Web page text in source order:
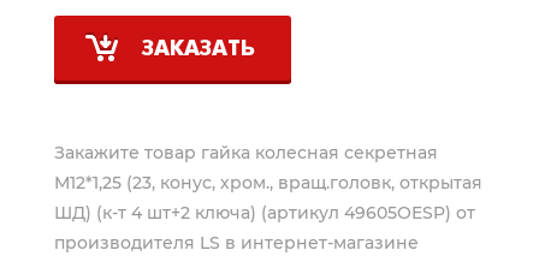
ЗАКАЗАТЬ
Закажите товар гайка колесная секретная
М12*1,25 (23, конус, хром., вращ.головк, открытая
ШД) (к-т 4 шт+2 ключа) (артикул 49605OESP) от
производителя LS в интернет-магазине